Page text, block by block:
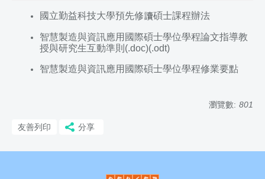
國立勤益科技大學預先修讀碩士課程辦法
智慧製造與資訊應用國際碩士學位學程論文指導教
授與研究生互動準則(.doc)(.odt)
智慧製造與資訊應用國際碩士學位學程修業要點
瀏覽數: 801
友善列印 分享